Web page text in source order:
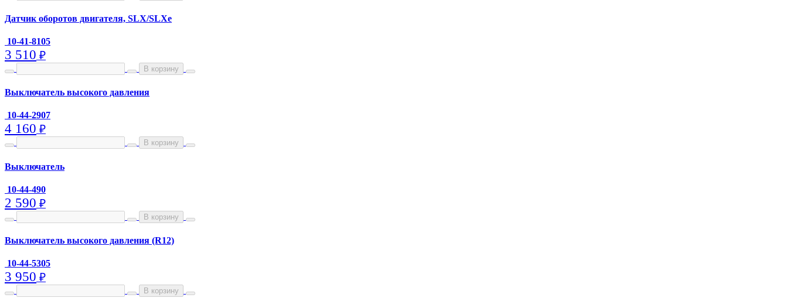
Датчик оборотов двигателя, SLX/SLXe
10-41-8105
3 510 ₽
В корзину
Выключатель высокого давления
10-44-2907
4 160 ₽
В корзину
Выключатель
10-44-490
2 590 ₽
В корзину
Выключатель высокого давления (R12)
10-44-5305
3 950 ₽
В корзину